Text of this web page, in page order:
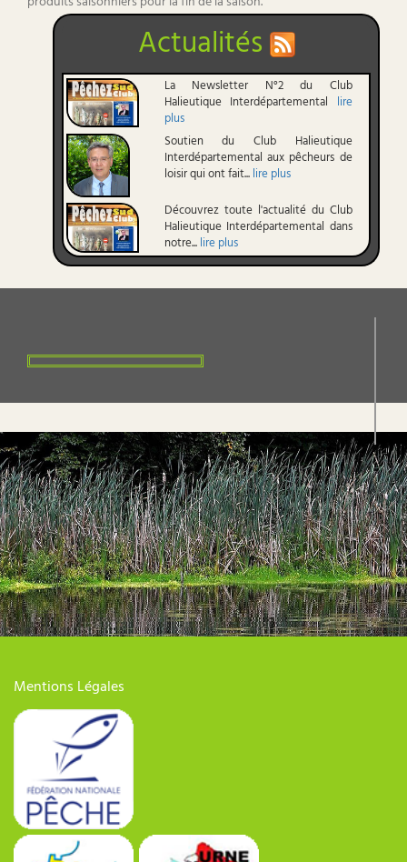
Actualités
La Newsletter N°2 du Club
Halieutique Interdépartemental lire
plus
Soutien du Club Halieutique
Interdépartemental aux pêcheurs de
loisir qui ont fait...lire plus
Découvrez toute l'actualité du Club
Halieutique Interdépartemental dans
notre...lire plus
Mentions Légales